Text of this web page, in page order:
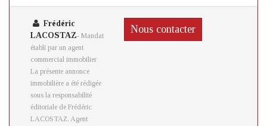
Frédéric
LACOSTAZ- Mandat
établi par un agent
commercial immobilier
La présente annonce
immobilière a été rédigée
sous la responsabilité
éditoriale de Frédéric
LACOSTAZ. Agent
Nous contacter